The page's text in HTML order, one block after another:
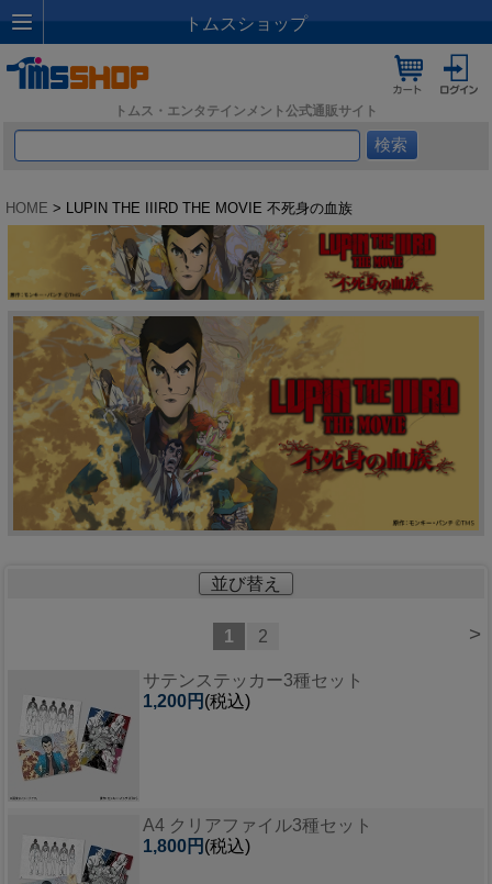
トムスショップ
トムス・エンタテインメント公式通販サイト
HOME > LUPIN THE IIIRD THE MOVIE 不死身の血族
並び替え
>
1 2
サテンステッカー3種セット
1,200円 (税込)
A4 クリアファイル3種セット
1,800円 (税込)